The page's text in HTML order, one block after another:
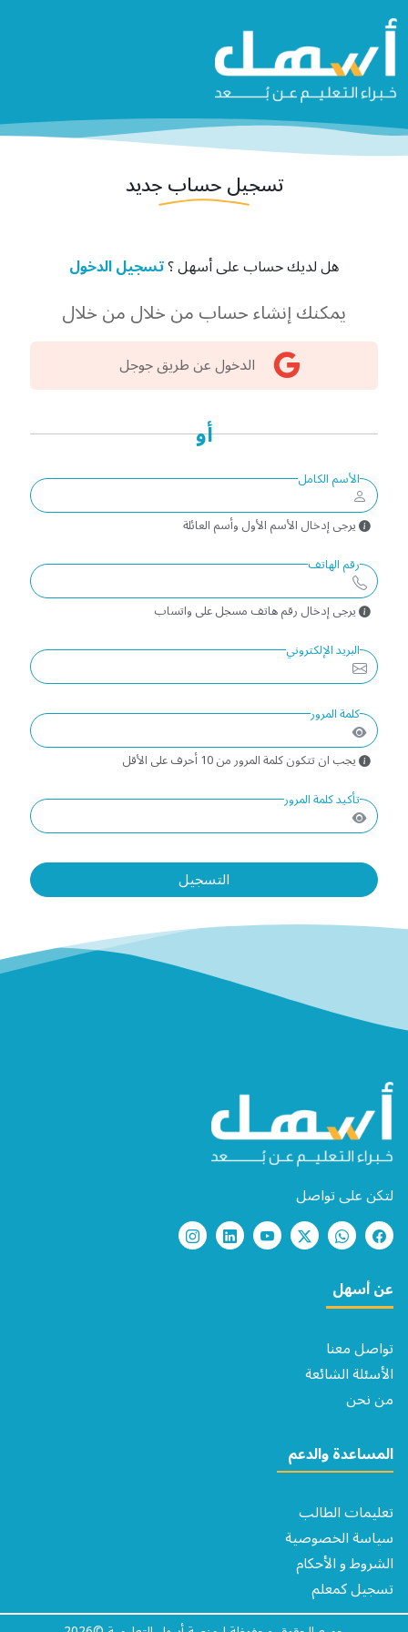
تسجيل حساب جديد
هل لديك حساب على أسهل ؟تسجيل الدخول
يمكنك إنشاء حساب من خلال من خلال
الدخول عن طريق جوجل
أو
الأسم الكامل
يرجى إدخال الأسم الأول وأسم العائلة
رقم الهاتف
يرجى إدخال رقم هاتف مسجل على واتساب
البريد الإلكتروني
كلمة المرور
يجب ان تتكون كلمة المرور من 10 أحرف على الأقل
تأكيد كلمة المرور
Alternative: التسجيل
لتكن على تواصل
عن أسهل
تواصل معنا
الأسئلة الشائعة
من نحن
المساعدة والدعم
تعليمات الطالب
سياسة الخصوصية
الشروط و الأحكام​
تسجيل كمعلم